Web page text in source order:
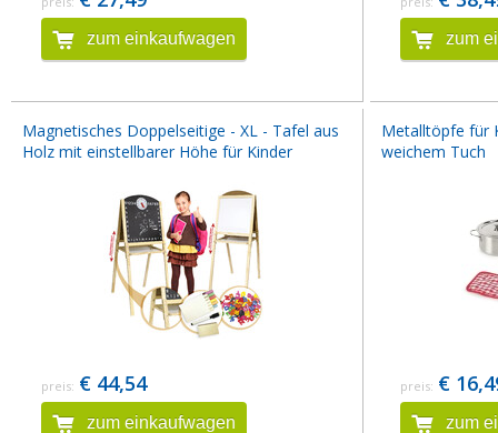
zum einkaufwagen zum
Magnetisches Doppelseitige - XL - Tafel aus
Holz mit einstellbarer Höhe für Kinder
preis: € 44,54
zum einkaufwagen
Metalltöpfe für
weichem Tuch
preis: €
zum